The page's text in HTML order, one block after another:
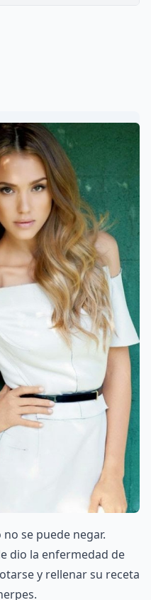
se puede negar.
dio la enfermedad de
y rellenar su receta